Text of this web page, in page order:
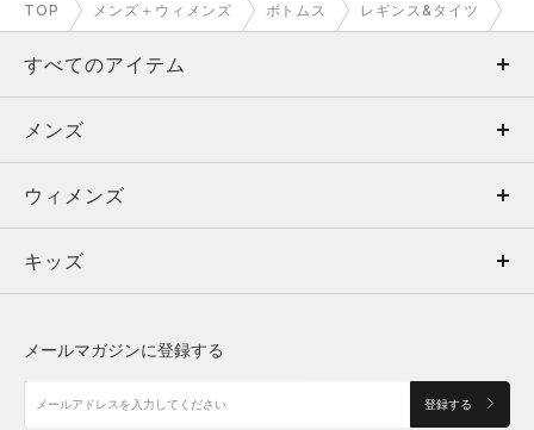
TOP メンズ＋ウィメンズ ボトムス レギンス&タイツ
すべてのアイテム
メンズ
ウィメンズ
キッズ
アクセサリー
メンズ
トップス
ボトムス
アクセサリー
ウィメンズ
トップス
シューズ
キッズ
メールマガジンに登録する
登録する